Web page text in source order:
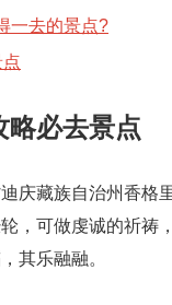
一去的景点?
略必去景点
庆藏族自治州香格
，可做虔诚的祈祷
其乐融融。